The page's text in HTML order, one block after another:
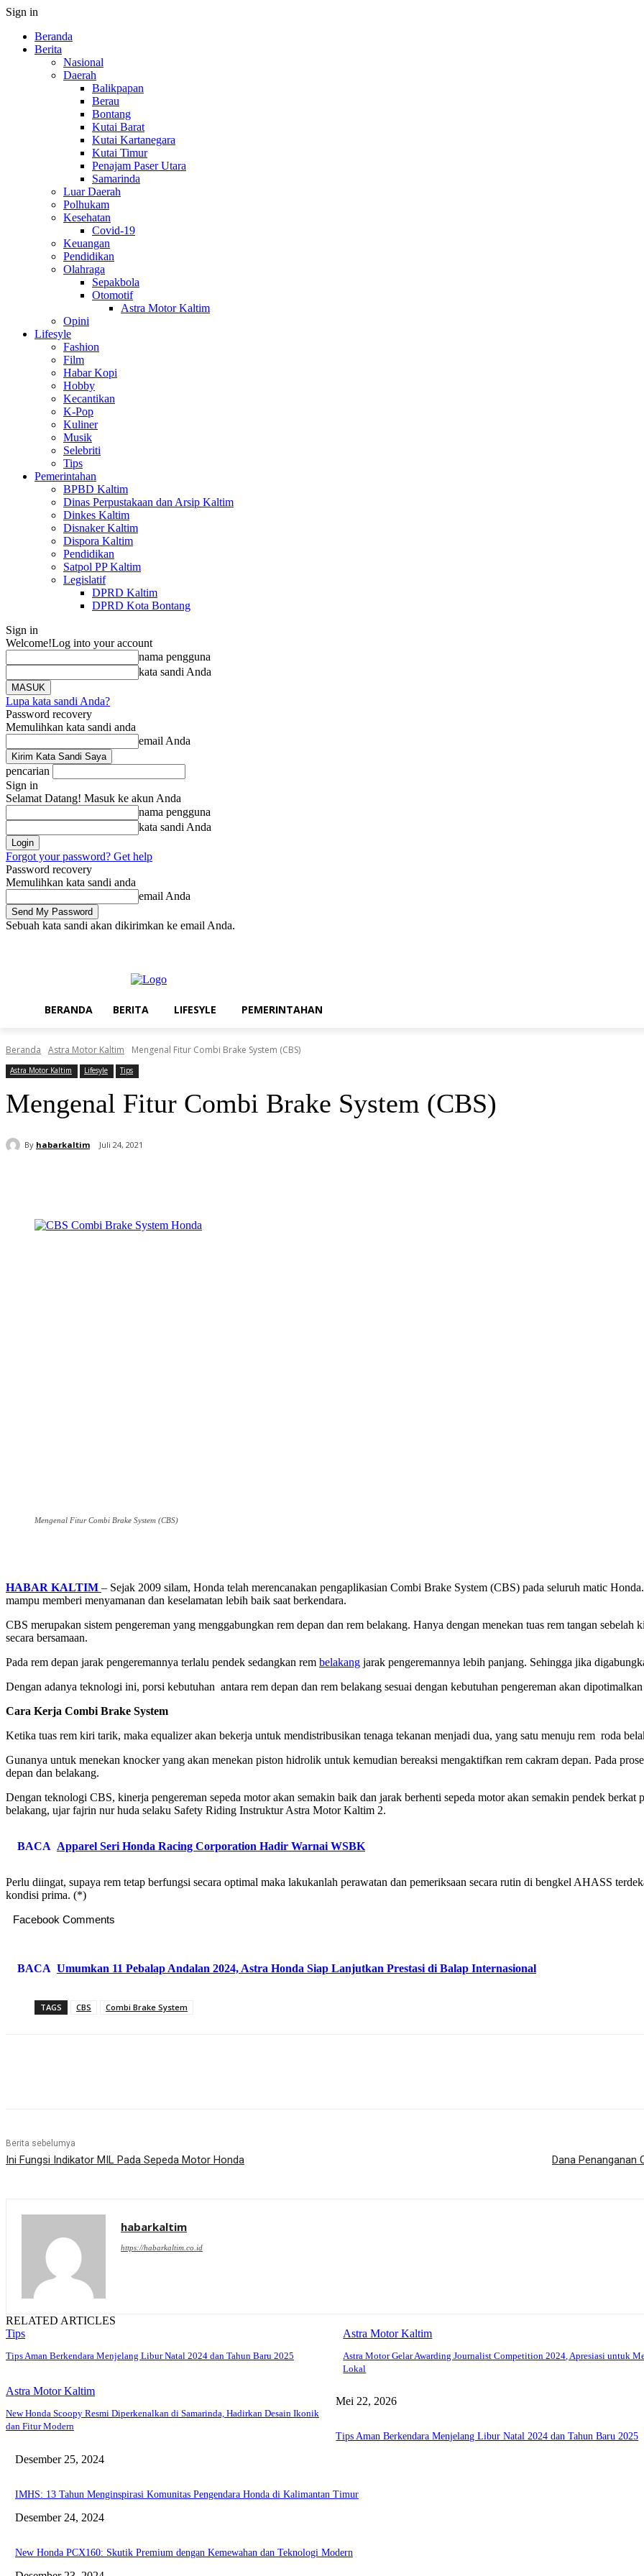
Sign in
Beranda
Berita
Nasional
Daerah
Balikpapan
Berau
Bontang
Kutai Barat
Kutai Kartanegara
Kutai Timur
Penajam Paser Utara
Samarinda
Luar Daerah
Polhukam
Kesehatan
Covid-19
Keuangan
Pendidikan
Olahraga
Sepakbola
Otomotif
Astra Motor Kaltim
Opini
Lifesyle
Fashion
Film
Habar Kopi
Hobby
Kecantikan
K-Pop
Kuliner
Musik
Selebriti
Tips
Pemerintahan
BPBD Kaltim
Dinas Perpustakaan dan Arsip Kaltim
Dinkes Kaltim
Disnaker Kaltim
Dispora Kaltim
Pendidikan
Satpol PP Kaltim
Legislatif
DPRD Kaltim
DPRD Kota Bontang
Sign in
Welcome!Log into your account
nama pengguna
kata sandi Anda
Lupa kata sandi Anda?
Password recovery
Memulihkan kata sandi anda
email Anda
pencarian
Sign in
Selamat Datang! Masuk ke akun Anda
nama pengguna
kata sandi Anda
Forgot your password? Get help
Password recovery
Memulihkan kata sandi anda
email Anda
Sebuah kata sandi akan dikirimkan ke email Anda.
BERANDA BERITA LIFESYLE PEMERINTAHAN
Beranda Astra Motor Kaltim Mengenal Fitur Combi Brake System (CBS)
Astra Motor Kaltim Lifesyle Tips
Mengenal Fitur Combi Brake System (CBS)
By habarkaltim Juli 24, 2021
Mengenal Fitur Combi Brake System (CBS)
HABAR KALTIM – Sejak 2009 silam, Honda telah merencanakan pengaplikasian Combi Brake System (CBS) pada seluruh matic
mampu memberi menyamanan dan keselamatan lebih baik saat berkendara.
CBS merupakan sistem pengereman yang menggabungkan rem depan dan rem belakang. Hanya dengan menekan tuas rem tangan
secara bersamaan.
Pada rem depan jarak pengeremannya terlalu pendek sedangkan rem belakang jarak pengeremannya lebih panjang. Sehingga jika
Dengan adanya teknologi ini, porsi kebutuhan antara rem depan dan rem belakang sesuai dengan kebutuhan pengereman akan
Cara Kerja Combi Brake System
Ketika tuas rem kiri tarik, maka equalizer akan bekerja untuk mendistribusikan tenaga tekanan menjadi dua, yang satu menuju rem roda
Gunanya untuk menekan knocker yang akan menekan piston hidrolik untuk kemudian bereaksi mengaktifkan rem cakram depan. Pada
depan dan belakang.
Dengan teknologi CBS, kinerja pengereman sepeda motor akan semakin baik dan jarak berhenti sepeda motor akan semakin pendek berkat
belakang, ujar fajrin nur huda selaku Safety Riding Instruktur Astra Motor Kaltim 2.
BACA Apparel Seri Honda Racing Corporation Hadir Warnai WSBK
Perlu diingat, supaya rem tetap berfungsi secara optimal maka lakukanlah perawatan dan pemeriksaan secara rutin di bengkel AHASS
kondisi prima. (*)
Facebook Comments
BACA Umumkan 11 Pebalap Andalan 2024, Astra Honda Siap Lanjutkan Prestasi di Balap Internasional
TAGS CBS Combi Brake System
Berita sebelumya
Ini Fungsi Indikator MIL Pada Sepeda Motor Honda Dana Penanganan
habarkaltim
https://habarkaltim.co.id
RELATED ARTICLES
Tips
Tips Aman Berkendara Menjelang Libur Natal 2024 dan Tahun Baru 2025
Astra Motor Kaltim
Astra Motor Gelar Awarding Journalist Competition 2024, Apresiasi untuk
Lokal
Astra Motor Kaltim
New Honda Scoopy Resmi Diperkenalkan di Samarinda, Hadirkan Desain Ikonik
dan Fitur Modern
Mei 22, 2026
Tips Aman Berkendara Menjelang Libur Natal 2024 dan Tahun Baru 2025
Desember 25, 2024
IMHS: 13 Tahun Menginspirasi Komunitas Pengendara Honda di Kalimantan Timur
Desember 24, 2024
New Honda PCX160: Skutik Premium dengan Kemewahan dan Teknologi Modern